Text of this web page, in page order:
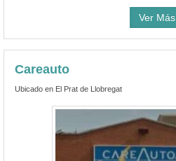
Ver Más
Careauto
Ubicado en El Prat de Llobregat